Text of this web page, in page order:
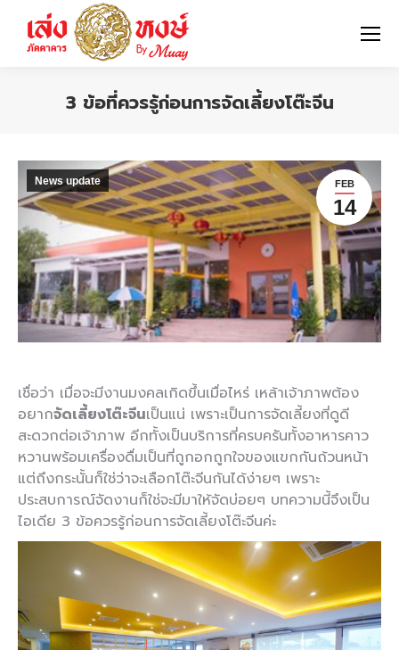
3 ข้อที่ควรรู้ก่อนการจัดเลี้ยงโต๊ะจีน
FEB
14
News update
เชื่อว่า เมื่อจะมีงานมงคลเกิดขึ้นเมื่อไหร่ เหล้าเจ้าภาพต้อง
อยากจัดเลี้ยงโต๊ะจีนเป็นแน่ เพราะเป็นการจัดเลี้ยงที่ดูดี
สะดวกต่อเจ้าภาพ อีกทั้งเป็นบริการที่ครบครันทั้งอาหารคาว
หวานพร้อมเครื่องดื่มเป็นที่ถูกอกถูกใจของแขกกันถ้วนหน้า
แต่ถึงกระนั้นก็ใช่ว่าจะเลือกโต๊ะจีนกันได้ง่ายๆ เพราะ
ประสบการณ์จัดงานก็ใช่จะมีมาให้จัดบ่อยๆ บทความนี้จึงเป็น
ไอเดีย 3 ข้อควรรู้ก่อนการจัดเลี้ยงโต๊ะจีนค่ะ